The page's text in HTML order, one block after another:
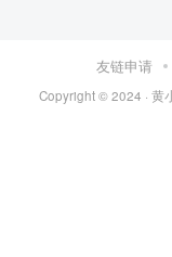
友链申请
Copyright © 2024 ·黄